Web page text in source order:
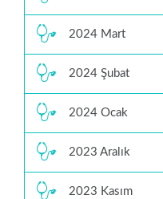
2024 Mart
2024 Şubat
2024 Ocak
2023 Aralık
2023 Kasım